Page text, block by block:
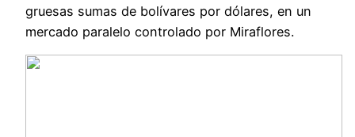
gruesas sumas de bolívares por dólares, en un
mercado paralelo controlado por Miraflores.